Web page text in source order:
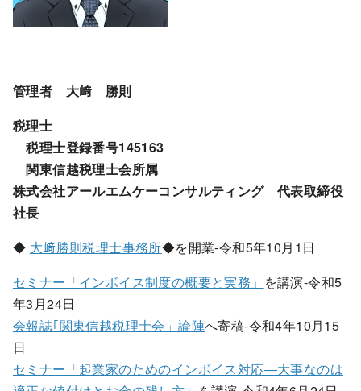
管理者 大﨑 勝則
税理士
税理士登録番号145163
関東信越税理士会所属
株式会社アールエムケーコンサルティング 代表取締役
社長
◆ 大﨑勝則税理士事務所◆を開業-令和5年10月1日
セミナー「インボイス制度の概要と実務」 を講演-令和5
年3月24日
会報誌｢関東信越税理士会」論陣へ寄稿-令和4年10月15
日
セミナー「起業家のためのインボイス対応―大事なのは